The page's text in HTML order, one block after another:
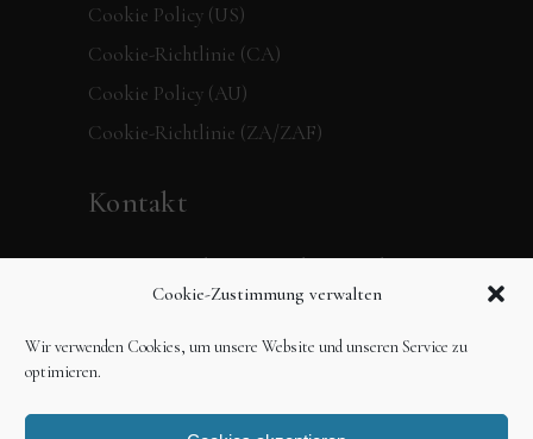
Cookie-Zustimmung verwalten
Wir verwenden Cookies, um unsere Website und unseren Service zu
optimieren.
Cookie Policy (US)
Cookie-Richtlinie (CA)
Cookie Policy (AU)
Cookie-Richtlinie (ZA/ZAF)
Kontakt
Verpassen Sie keine Neuigkeiten mehr,
folgen Sie dem 360 Grad Verlag in den
sozialen Medien oder schreiben Sie uns
einfach eine Mail.